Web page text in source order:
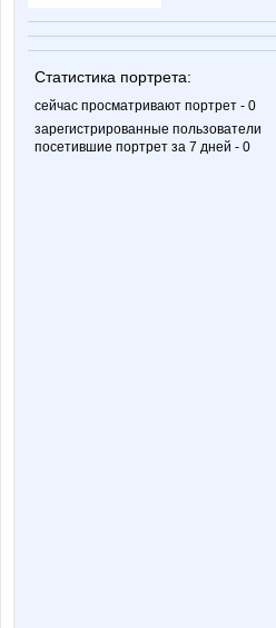
Статистика портрета:
сейчас просматривают портрет - 0
зарегистрированные пользователи
посетившие портрет за 7 дней - 0